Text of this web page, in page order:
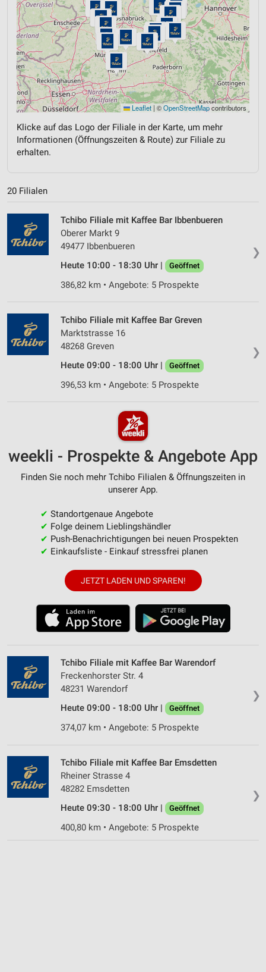
Leaflet | ©OpenStreetMapcontributors
Klicke auf das Logo der Filiale in der Karte, um mehr
Informationen (Öffnungszeiten & Route) zur Filiale zu
erhalten.
20 Filialen
❯
Tchibo Filiale mit Kaffee Bar Ibbenbueren
Oberer Markt 9
49477 Ibbenbueren
Heute 10:00 - 18:30 Uhr |
Geöffnet
386,82 km • Angebote: 5 Prospekte
❯
Tchibo Filiale mit Kaffee Bar Greven
Marktstrasse 16
48268 Greven
Heute 09:00 - 18:00 Uhr |
Geöffnet
396,53 km • Angebote: 5 Prospekte
weekli - Prospekte & Angebote App
Finden Sie noch mehr Tchibo Filialen & Öffnungszeiten in
unserer App.
✔ Standortgenaue Angebote
✔ Folge deinem Lieblingshändler
✔ Push-Benachrichtigungen bei neuen Prospekten
✔ Einkaufsliste - Einkauf stressfrei planen
JETZT LADEN UND SPAREN!
❯
Tchibo Filiale mit Kaffee Bar Warendorf
Freckenhorster Str. 4
48231 Warendorf
Heute 09:00 - 18:00 Uhr |
Geöffnet
374,07 km • Angebote: 5 Prospekte
❯
Tchibo Filiale mit Kaffee Bar Emsdetten
Rheiner Strasse 4
48282 Emsdetten
Heute 09:30 - 18:00 Uhr |
Geöffnet
400,80 km • Angebote: 5 Prospekte